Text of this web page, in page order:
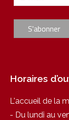
Horaires
L'accueil de la
- Du lundi au